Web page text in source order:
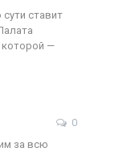
ставит
которой —
0
за всю
В Берлине